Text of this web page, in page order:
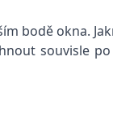
bodě okna.
souvisle